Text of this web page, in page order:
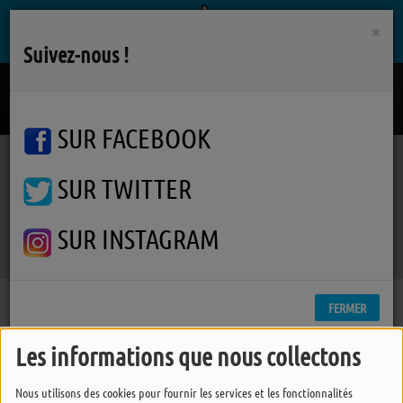
Les informations que nous collectons
Nous utilisons des cookies pour fournir les services et les fonctionnalités
Podcasts Phil's Music Phil's Music
Phil's Music
×
Suivez-nous !
SUR FACEBOOK
SUR TWITTER
SUR INSTAGRAM
FERMER